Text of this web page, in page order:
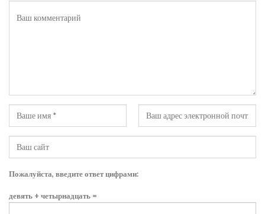
Пожалуйста, введите ответ цифрами:
девять + четырнадцать =